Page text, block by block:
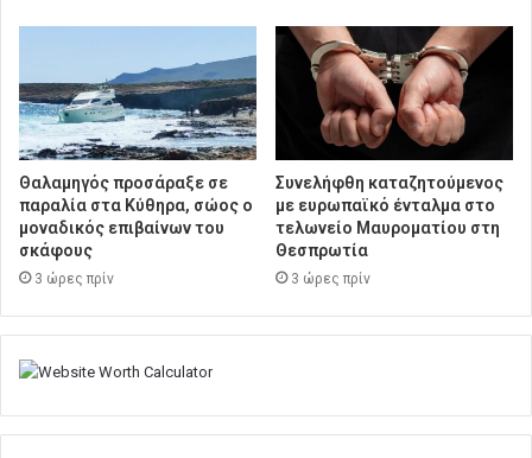
Θαλαμηγός προσάραξε σε
παραλία στα Κύθηρα, σώος ο
μοναδικός επιβαίνων του
σκάφους
3 ώρες πρίν
Συνελήφθη καταζητούμενος
με ευρωπαϊκό ένταλμα στο
τελωνείο Μαυροματίου στη
Θεσπρωτία
3 ώρες πρίν